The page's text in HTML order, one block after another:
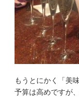
もうとにかく「美
予算は高めですが